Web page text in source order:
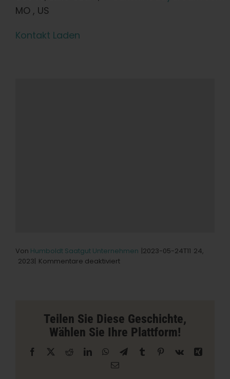
MO , US
Kontakt Laden
Von Humboldt Saatgut Unternehmen |2023-05-24T11 24,
2023| Kommentare deaktiviertfür
Lake
Ozark
Teilen Sie Diese Geschichte,
Wählen Sie Ihre Plattform!
Facebook RedditLinkedInWhatsAppTelegramm
Tumblr Pinterest
Vk
Xing
E-